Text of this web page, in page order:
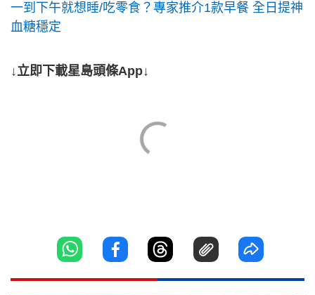
一到下午就想睡/吃零食？專家推介1款早餐 全日提神
血糖穩定
↓立即下載星島頭條App↓